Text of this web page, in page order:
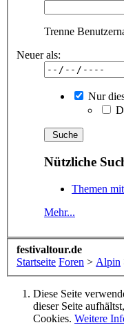
Trenne
Neuer als:
Nur
Nützliche
Themen
Mehr...
festivaltour.de
Startseite Foren > Alpin
Diese Seite
dieser Seite
Cookies. Weitere